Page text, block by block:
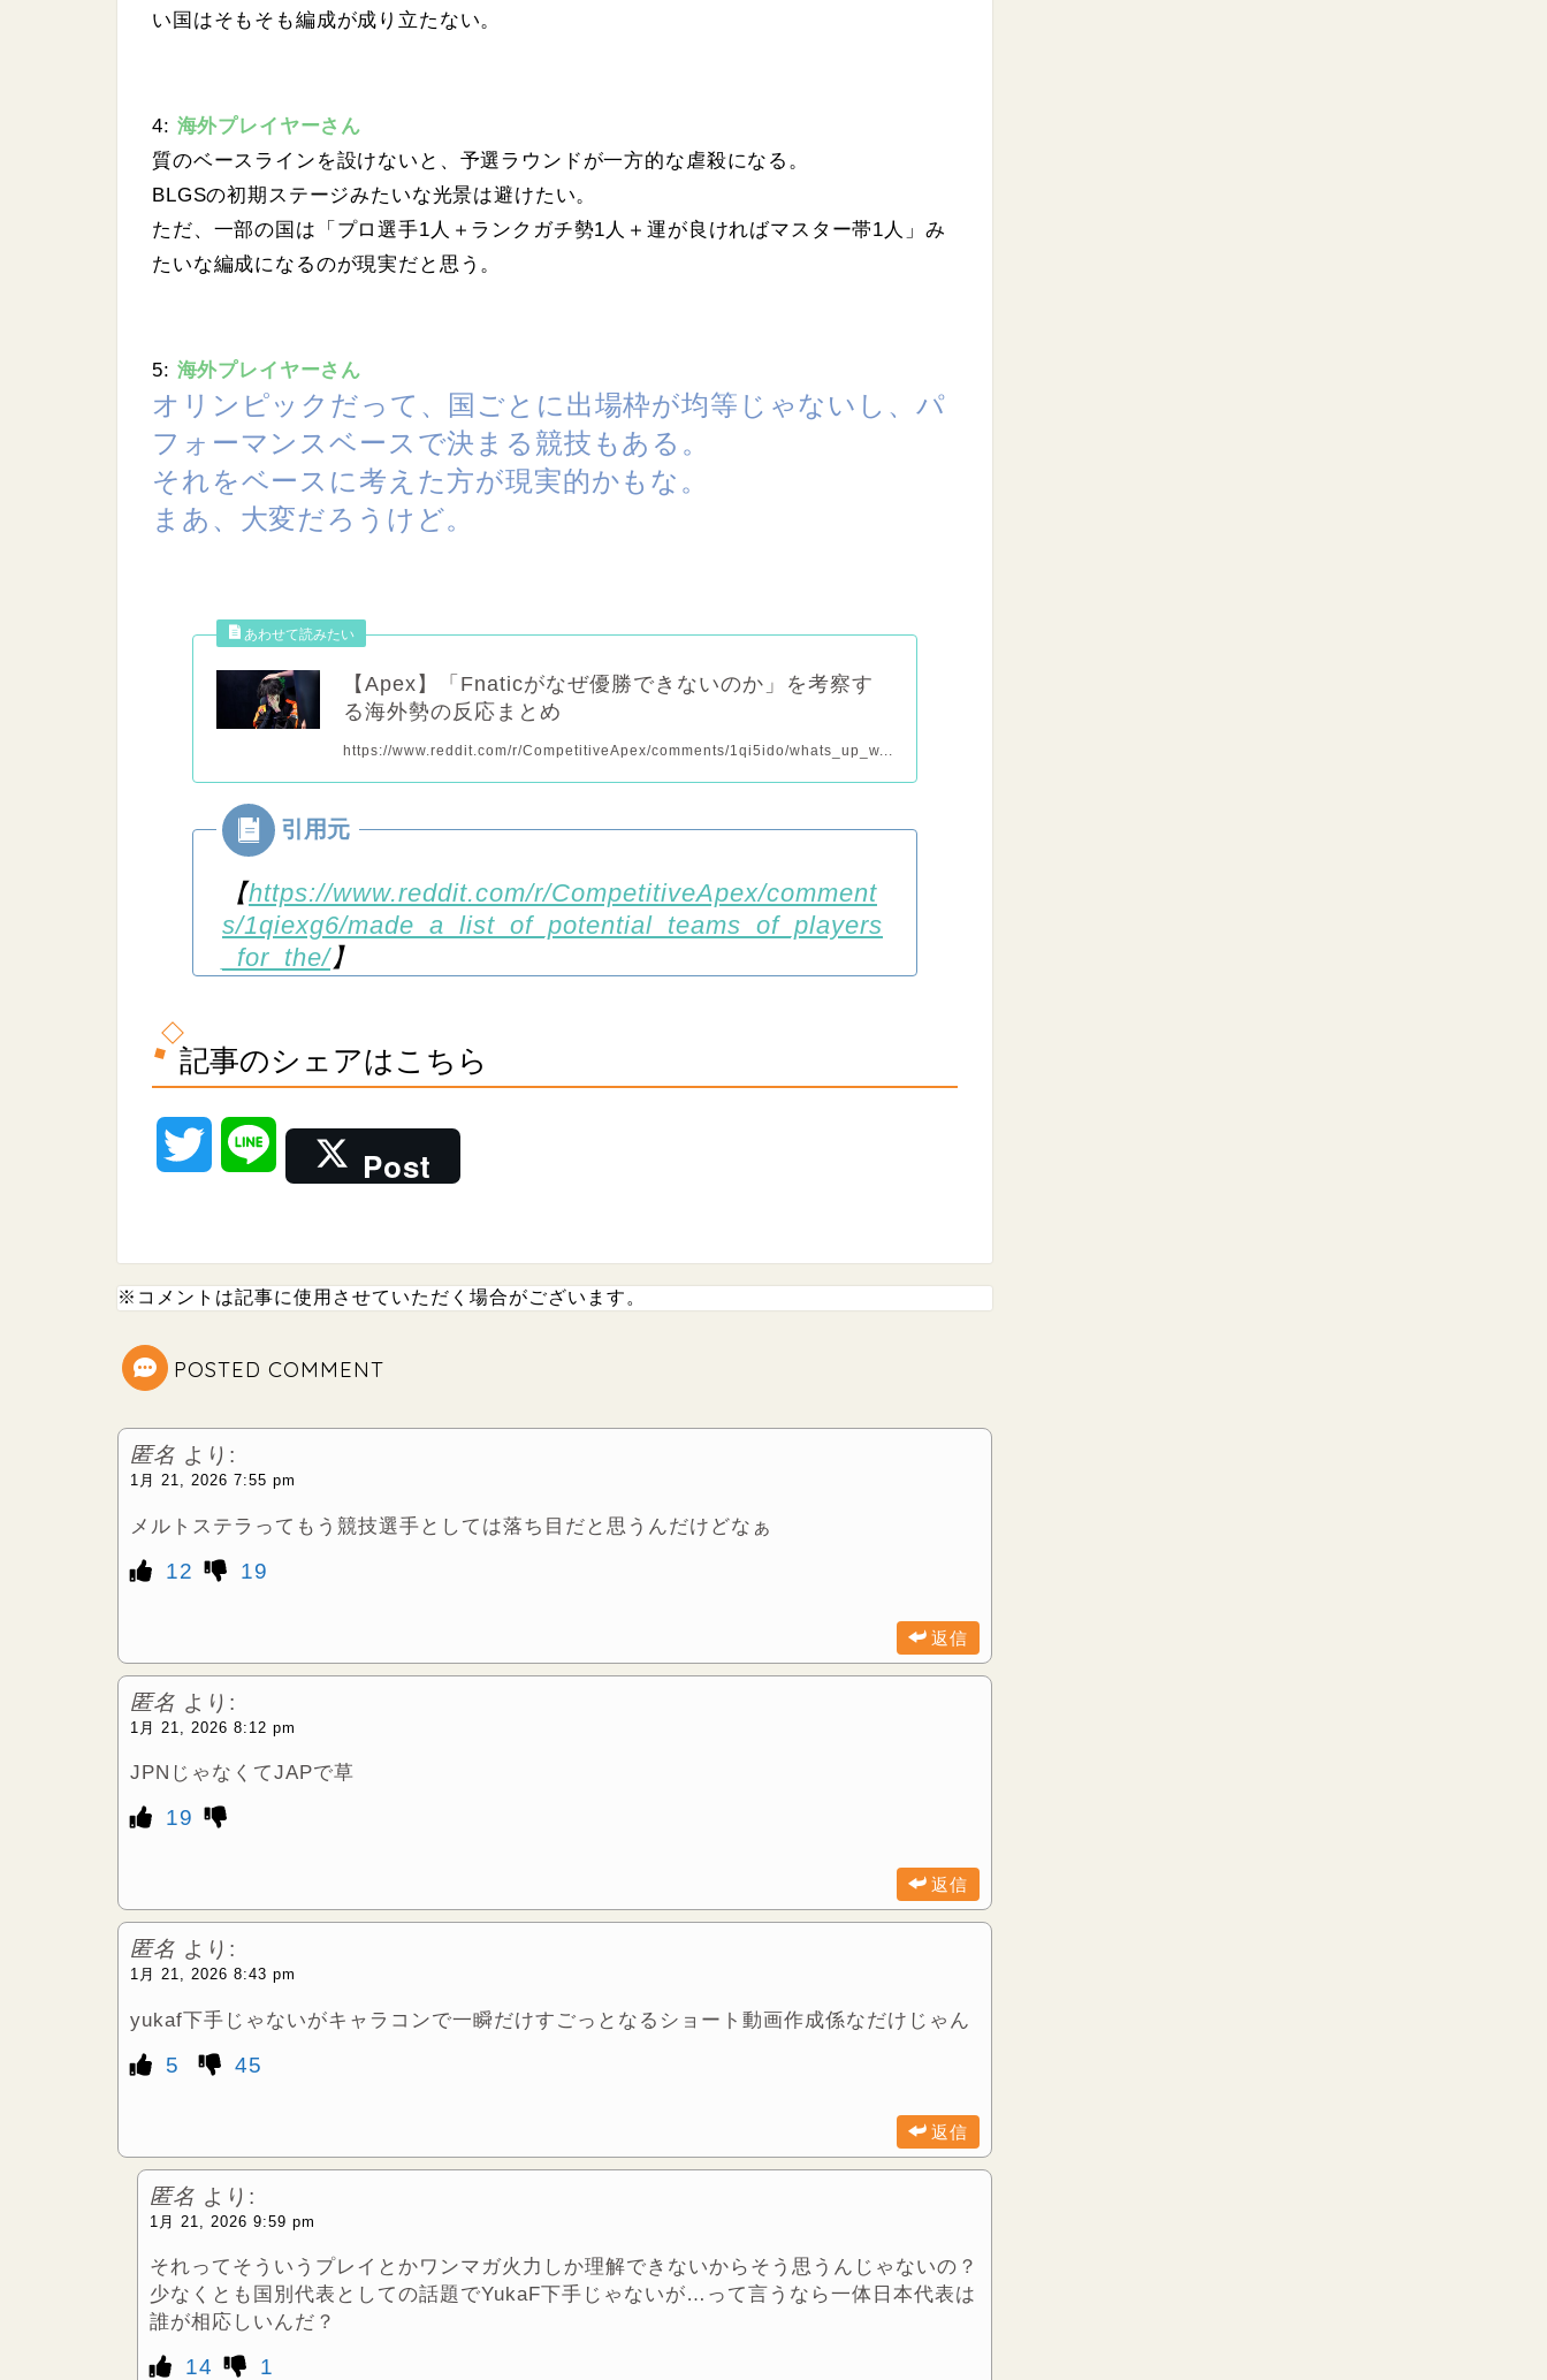
い国はそもそも編成が成り立たない。
4: 海外プレイヤーさん
質のベースラインを設けないと、予選ラウンドが一方的な虐殺になる。
BLGSの初期ステージみたいな光景は避けたい。
ただ、一部の国は「プロ選手1人＋ランクガチ勢1人＋運が良ければマスター帯1人」み
たいな編成になるのが現実だと思う。
5: 海外プレイヤーさん
オリンピックだって、国ごとに出場枠が均等じゃないし、パ
フォーマンスベースで決まる競技もある。
それをベースに考えた方が現実的かもな。
まあ、大変だろうけど。
【Apex】「Fnaticがなぜ優勝できないのか」を考察す
る海外勢の反応まとめ
https://www.reddit.com/r/CompetitiveApex/comments/1qi5ido/whats_up_w...
【https://www.reddit.com/r/CompetitiveApex/comment
s/1qiexg6/made_a_list_of_potential_teams_of_players
_for_the/】
記事のシェアはこちら
t
t
r
e
Post
※コメントは記事に使用させていただく場合がございます。
POSTED COMMENT
匿名 より:
1月 21, 2026 7:55 pm
メルトステラってもう競技選手としては落ち目だと思うんだけどなぁ
12 19
返信
匿名 より:
1月 21, 2026 8:12 pm
JPNじゃなくてJAPで草
19
返信
匿名 より:
1月 21, 2026 8:43 pm
yukaf下手じゃないがキャラコンで一瞬だけすごっとなるショート動画作成係なだけじゃん
5 45
返信
匿名 より:
1月 21, 2026 9:59 pm
それってそういうプレイとかワンマガ火力しか理解できないからそう思うんじゃないの？
少なくとも国別代表としての話題でYukaF下手じゃないが…って言うなら一体日本代表は
誰が相応しいんだ？
14 1